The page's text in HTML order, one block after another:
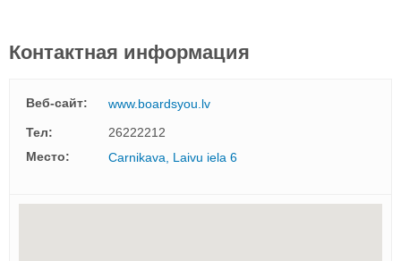
Контактная информация
Веб-сайт:
www.boardsyou.lv
Тел:
26222212
Mесто:
Carnikava, Laivu iela 6